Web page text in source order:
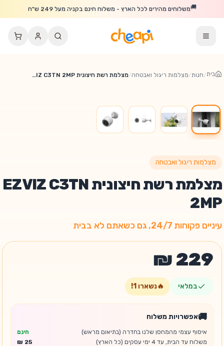
דלג לתוכן הראשי
🚚משלוחים מהירים לכל הארץ - משלוח חינם בקניה מעל 249 ש"ח
בית/חנות/מצלמות ריגול ואבטחה/ מצלמת רשת חיצונית EZVIZ C3TN 2MP
מצלמות ריגול ואבטחה
מצלמת רשת חיצונית EZVIZ C3TN
2MP
עיניים פקוחות 24/7, גם כשאתם לא בבית
במלאי 🔥נשארו 1
!
🚚אפשרויות משלוח
איסוף עצמי מהמחסן שלנו בחדרה (בתיאום מראש)
חינם
משלוח עד הבית, עד 4 ימי עסקים (כל הארץ)